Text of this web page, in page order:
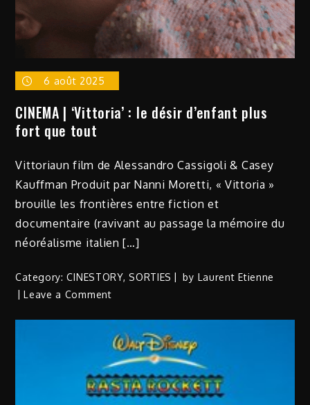
6 août 2025
CINEMA | ‘Vittoria’ : le désir d’enfant plus
fort que tout
Vittoriaun film de Alessandro Cassigoli & Casey
Kauffman Produit par Nanni Moretti, « Vittoria »
brouille les frontières entre fiction et
documentaire (ravivant au passage la mémoire du
néoréalisme italien […]
Category:CINESTORY,SORTIES by Laurent Etienne
Leave a Commenton
‘Vittoria’
:
le
désir